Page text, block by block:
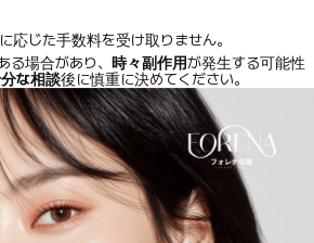
応じた手数料を受け取りません。
場合があり、 時々副作用が発生する可能性
な相談後に慎重に決めてください。